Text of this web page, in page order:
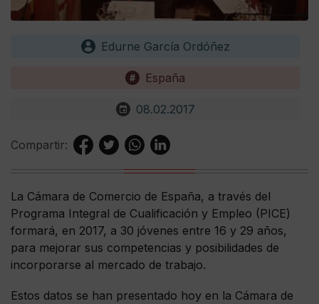
Edurne García Ordóñez
España
08.02.2017
Compartir:
La Cámara de Comercio de España, a través del
Programa Integral de Cualificación y Empleo (PICE)
formará, en 2017, a 30 jóvenes entre 16 y 29 años,
para mejorar sus competencias y posibilidades de
incorporarse al mercado de trabajo.
Estos datos se han presentado hoy en la Cámara de